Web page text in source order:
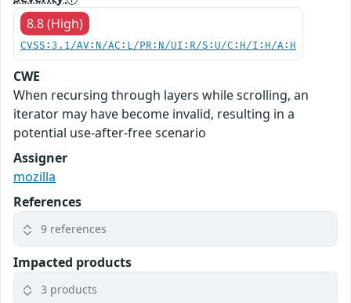
8.8 (High)
CVSS:3.1/AV:N/AC:L/PR:N/UI:R/S:U/C:H/I:H/A:H
CWE
When recursing through layers while scrolling, an
iterator may have become invalid, resulting in a
potential use-after-free scenario
Assigner
mozilla
References
9 references
Impacted products
3 products